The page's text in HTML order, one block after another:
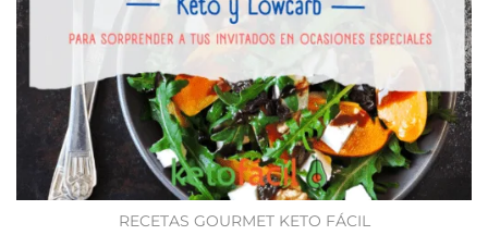
RECETAS GOURMET KETO FÁCIL